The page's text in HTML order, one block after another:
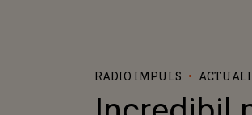
RADIO IMPULS